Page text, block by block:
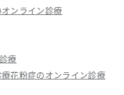
ンライン診療
療
療花粉症のオンライン診療